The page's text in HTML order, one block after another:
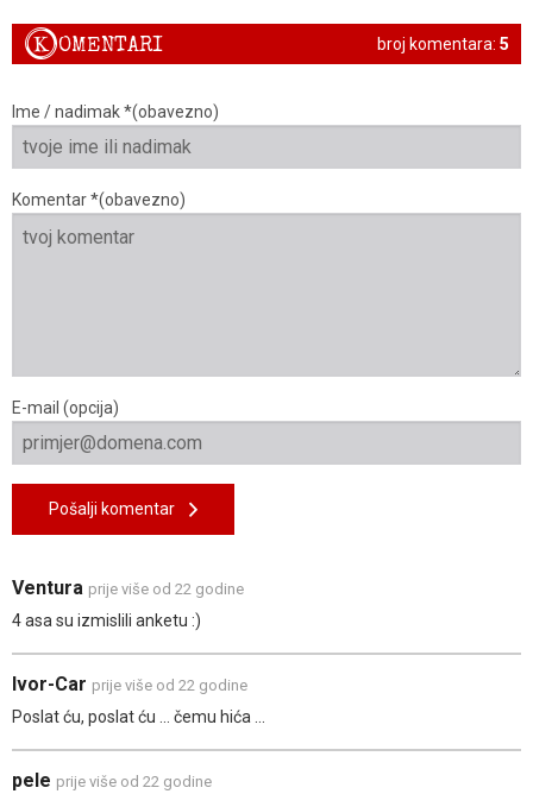
broj komentara: 5
KOMENTARI
Ime / nadimak *(obavezno)
Komentar *(obavezno)
E-mail (opcija)
Pošalji komentar
Ventura prije više od 22 godine
4 asa su izmislili anketu :)
Ivor-Car prije više od 22 godine
Poslat ću, poslat ću ... čemu hića ...
pele prije više od 22 godine